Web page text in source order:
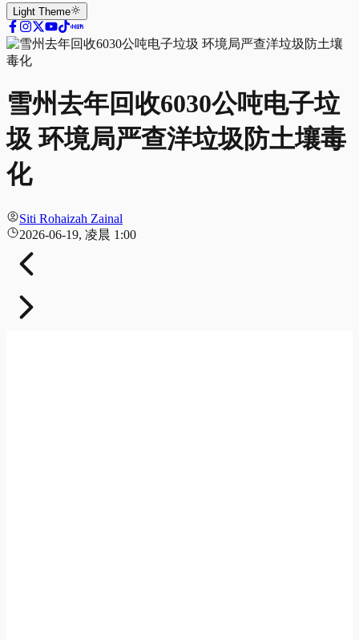
Light Theme
雪州去年回收6030公吨电子垃
圾 环境局严查洋垃圾防土壤毒
化
Siti Rohaizah Zainal
2026-06-19, 凌晨 1:00